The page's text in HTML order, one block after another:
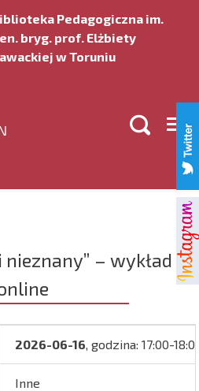
Pedagogiczna im.
bryg. prof. Elżbiety
w Toruniu

nieznany” – wykład
2026-06-16, godzina: 17:00-
Inne